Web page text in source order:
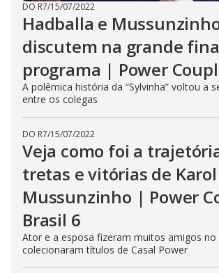
DO R7/15/07/2022
Hadballa e
discutem na grande
programa | Power
A polêmica história da “Sylvinha” voltou a
entre os colegas
DO R7/15/07/2022
Veja como foi a
tretas e vitórias de
Mussunzinho | Power
Brasil 6
Ator e a esposa fizeram muitos amigos no
colecionaram títulos de Casal Power